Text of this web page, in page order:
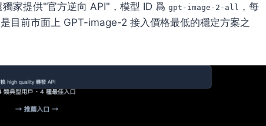
獨家提供"官方逆向 API"，模型 ID 爲 gpt-image-2-all ，每
目前市面上 GPT-image-2 接入價格最低的穩定方案之